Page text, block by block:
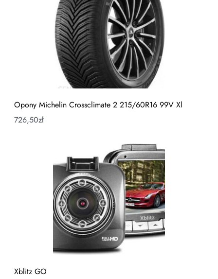
Opony Michelin Crossclimate 2 215/60R16 99V Xl
726,50zł
Xblitz GO